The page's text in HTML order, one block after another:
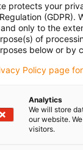
protects your
only to the
of
below or by
Policy page
Analytics
We will store
our website.
visitors.